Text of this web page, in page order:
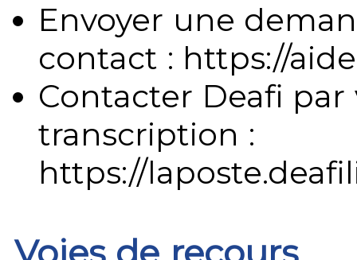
Envoyer une
contact : https://
Contacter Deafi
transcription :
https://